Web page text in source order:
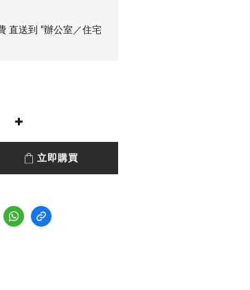
直送到 "辦公室／住宅
立即購買